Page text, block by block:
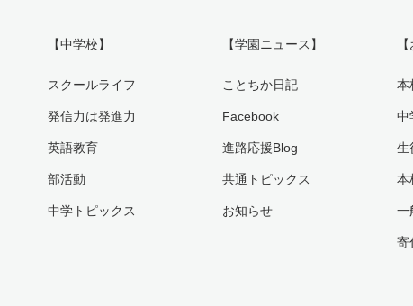
【中学校】
スクールライフ
発信力は発進力
英語教育
部活動
中学トピックス
【学園ニュース】
ことちか日記
Facebook
進路応援Blog
共通トピックス
お知らせ
本
中
生
本
一
寄